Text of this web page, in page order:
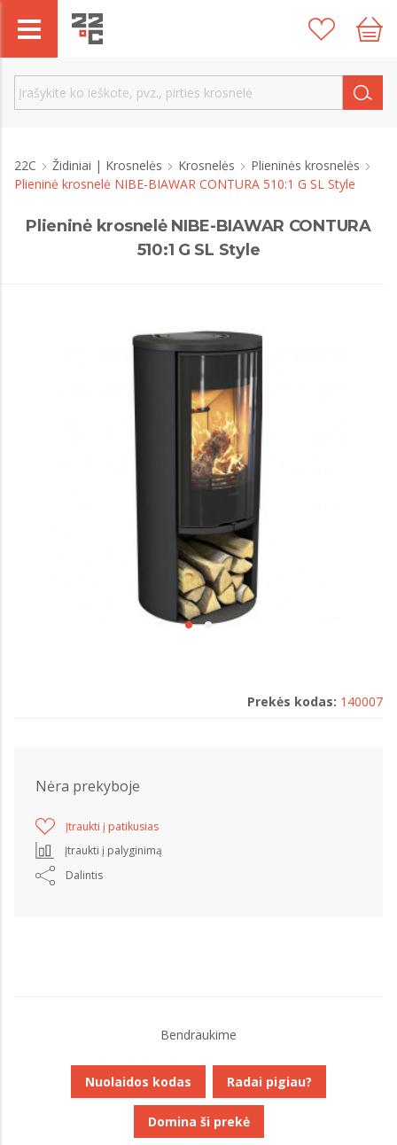
22C Židiniai | Krosnelės Krosnelės
Plieninės krosnelės
Plieninė krosnelė NIBE-BIAWAR CONTURA 510:1 G SL Style
Plieninė krosnelė NIBE-BIAWAR CONTURA
510:1 G SL Style
Prekės kodas: 140007
Nėra prekyboje
Įtraukti į patikusias
Įtraukti į palyginimą
Dalintis
Bendraukime
Nuolaidos kodas Radai pigiau?
Domina ši prekė